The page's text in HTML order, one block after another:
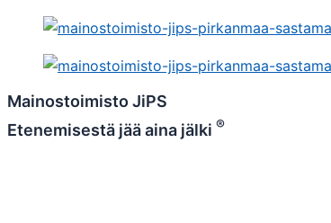
Mainostoimisto JiPS
Etenemisestä jää aina jälki ®